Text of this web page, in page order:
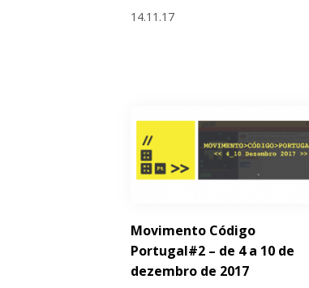
14.11.17
Movimento Código
Portugal#2 – de 4 a 10 de
dezembro de 2017